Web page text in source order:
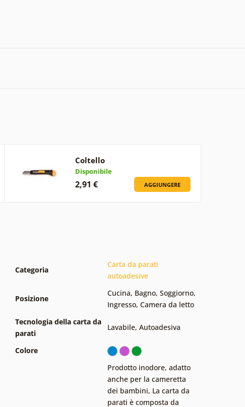
Coltello
Disponibile
2,91 € AGGIUNGERE
Categoria
Carta da parati
autoadesive
Posizione
Cucina, Bagno, Soggiorno,
Ingresso, Camera da letto
Tecnologia della carta da
parati
Lavabile, Autoadesiva
Colore
Prodotto inodore, adatto
anche per la cameretta
dei bambini, La carta da
parati è composta da